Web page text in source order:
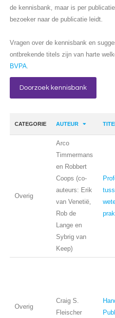
de kennisbank, maar is per
bezoeker naar de publicatie leidt.
Vragen over de kennisbank en
ontbrekende titels zijn van harte
BVPA.
Doorzoek kennisbank
CATEGORIE AUTEUR
Overig
Arco
Timmermans
en Robbert
Coops (co-
auteurs: Erik
van Venetië,
Rob de
Lange en
Sybrig van
Keep)
Overig
Craig S.
Fleischer